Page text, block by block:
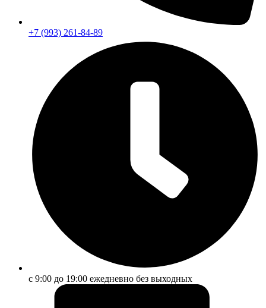
+7 (993) 261-84-89
с 9:00 до 19:00 ежедневно без выходных